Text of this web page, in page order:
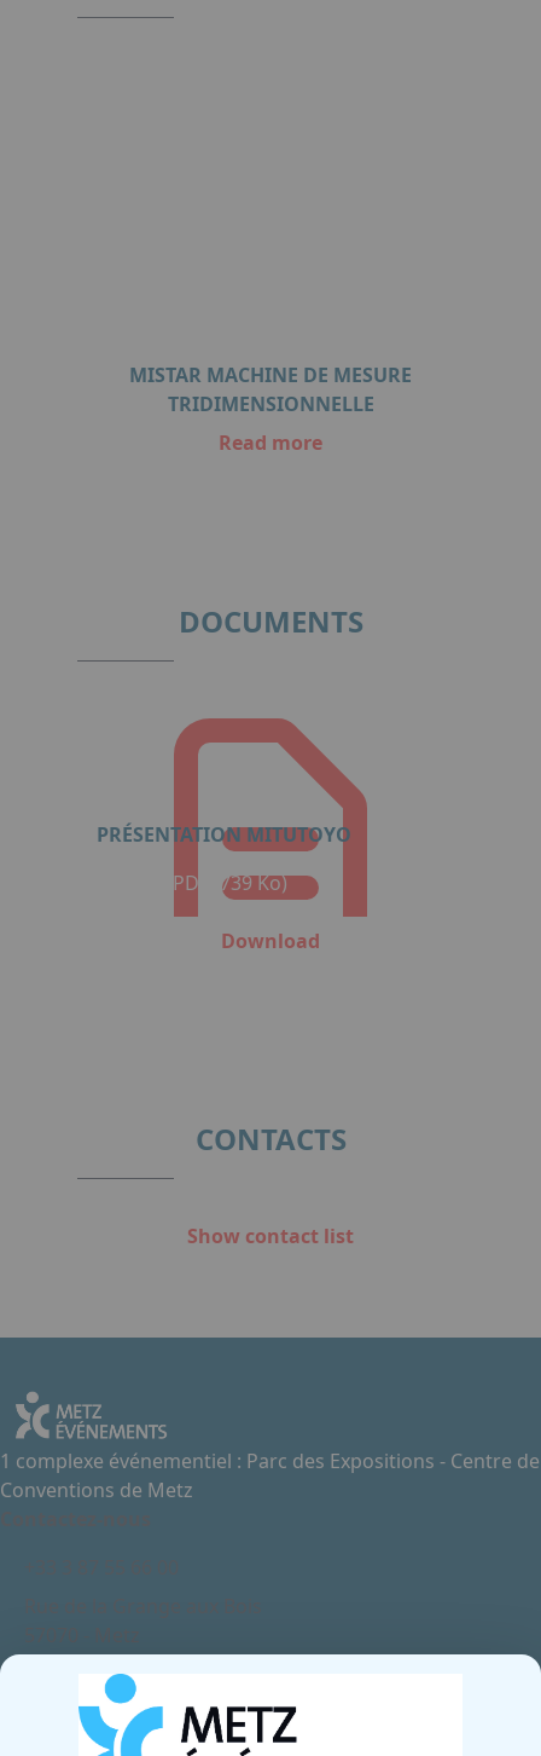
MISTAR MACHINE DE MESURE
TRIDIMENSIONNELLE
Read more
DOCUMENTS
PRÉSENTATION MITUTOYO
Format: PDF (739 Ko)
Download
CONTACTS
Show contact list
1 complexe événementiel : Parc des Expositions - Centre de
Conventions de Metz
Newsletter